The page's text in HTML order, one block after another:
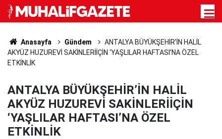
Anasayfa Gündem
ANTALYA BÜYÜKŞEHİR’İN HALİL
AKYÜZ HUZUREVİ SAKİNLERİİÇİN ‘YAŞLILAR HAFTASI’NA ÖZEL
ETKİNLİK
ANTALYA BÜYÜKŞEHİR’İN HALİL
AKYÜZ HUZUREVİ SAKİNLERİİÇİN
‘YAŞLILAR HAFTASI’NA ÖZEL
ETKİNLİK